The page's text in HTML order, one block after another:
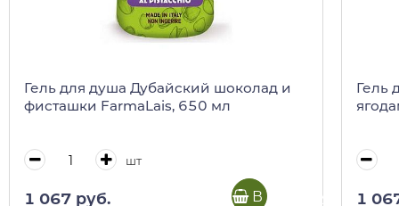
Гель для душа Дубайский шоколад и
фисташки FarmaLais, 650 мл
шт
1 067 руб. В корзину
Гель
1